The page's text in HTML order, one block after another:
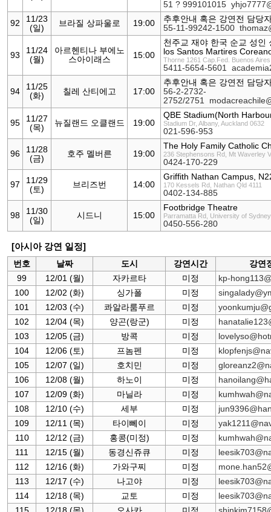
51 ? 999101015
92
11/23
(일)
브라질 상파울로 19:00
추후안내 혹은 강연전 담당
55-11-99242-1500
93
11/24
(월)
아르헨티나 부에노
스아이래스
15:00
천주교 재야 한국 순교 성인
los Santos Martires
Thorne 1261 Cap.Fed. Buenos
5411-5654-5601
94
11/25
(화)
칠레 산티에고 17:00
추후안내 혹은 강연전 담당
56-2-2732-
2752/2751
95
11/27
(목)
뉴질랜드 오클랜드 19:00
QBE Stadium(North
Stadium Dr, Albany, Auckland 0632
021-596-953
96
11/28
(금)
호주 멜버른 19:00
The Holy Family Catholic
236 Stephensons Rd, Mt Waverley
0424-170-229
97
11/29
(토)
브리즈번 14:00
Griffith Nathan Campus,
170 Kessels Rd, Nathan Qld 4111
0402-134-885
98
11/30
(일)
시드니 15:00
Footbridge Theatre
Parramatta Rd, University of
0450-556-280
[아시아 강연 일정]
번호
날짜 도시 강연시간
강연
99
12/01 (월) 자카르타 미정
kp-
100
12/02 (화) 싱가폴 미정
101
12/03 (수) 콰알라룸푸르 미정
102
12/04 (목) 양곤(랑군) 미정
103
12/05 (금) 방콕 미정
104
12/06 (토) 프놈펜 미정
105
12/07 (일) 호치민 미정
106
12/08 (월) 하노이 미정
107
12/09 (화) 마닐라 미정
108
12/10 (수) 세부 미정
109
12/11 (목) 타이뻬이 미정
110
12/12 (금) 홍콩(미정) 미정
111
12/15 (월) 동경신쥬큐 미정
112
12/16 (화) 가와구찌 미정
113
12/17 (수) 나고야 미정
114
12/18 (목) 교토 미정